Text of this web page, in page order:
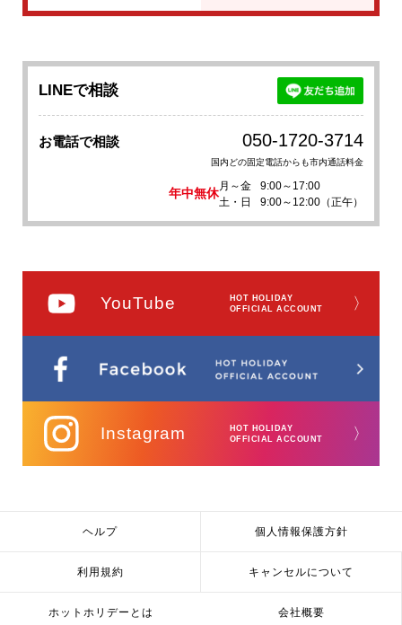
LINEで相談
お電話で相談 050-1720-3714
国内どの固定電話からも市内通話料金
年中無休
月～金
9:00～17:00
土・日
9:00～12:00（正午）
YouTube
HOT HOLIDAY
OFFICIAL ACCOUNT
〉
Instagram
HOT HOLIDAY
OFFICIAL ACCOUNT
〉
ヘルプ 個人情報保護方針
利用規約 キャンセルについて
ホットホリデーとは 会社概要